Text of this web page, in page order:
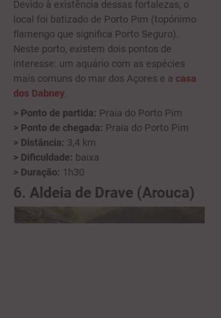
Devido à existência dessas fortalezas, o
local foi batizado de Porto Pim (topónimo
flamengo que significa Porto Seguro).
Neste porto, existem dois pontos de
interesse: um aquário com as espécies
mais comuns do mar dos Açores e a casa
dos Dabney.
> Ponto de partida: Praia do Porto Pim
> Ponto de chegada: Praia do Porto Pim
> Distância: 3,4 km
> Dificuldade: baixa
> Duração: 1h30
6. Aldeia de Drave (Arouca)